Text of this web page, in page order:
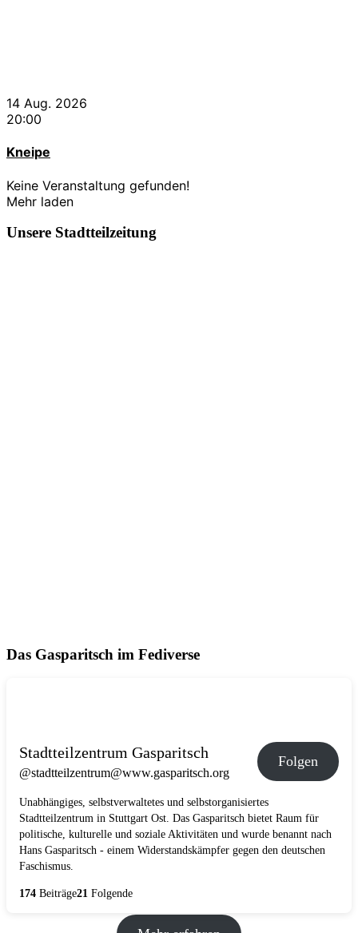
14 Aug. 2026
20:00
Kneipe
Keine Veranstaltung gefunden!
Mehr laden
Unsere Stadtteilzeitung
Das Gasparitsch im Fediverse
Stadtteilzentrum Gasparitsch
@stadtteilzentrum@www.gasparitsch.org
Folgen
Unabhängiges, selbstverwaltetes und selbstorganisiertes
Stadtteilzentrum in Stuttgart Ost. Das Gasparitsch bietet Raum für
politische, kulturelle und soziale Aktivitäten und wurde benannt nach
Hans Gasparitsch - einem Widerstandskämpfer gegen den deutschen
Faschismus.
174 Beiträge21 Folgende